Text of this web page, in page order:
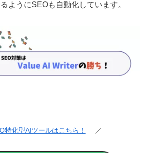
ようにSEOも自動化しています。
特化型AIツールはこちら！ ／